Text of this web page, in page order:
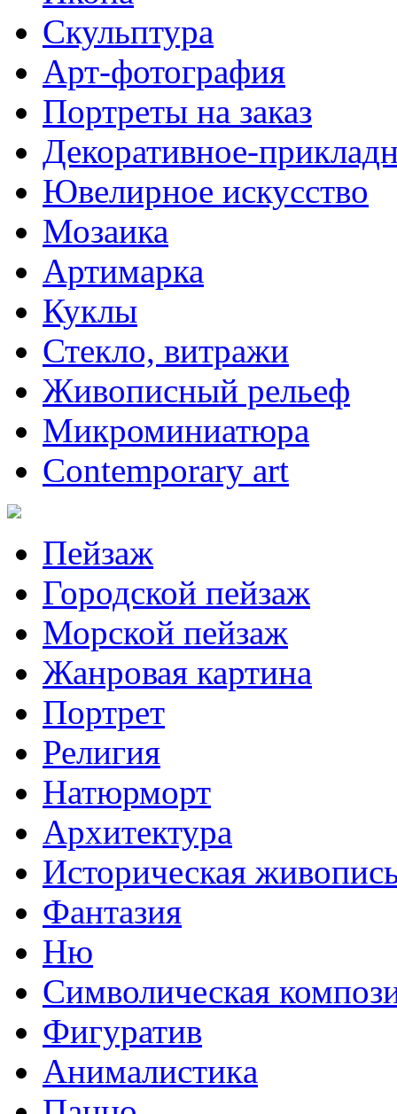
Скульптура
Арт-фотография
Портреты на заказ
Декоративное-
Ювелирное искусство
Мозаика
Артимарка
Куклы
Стекло, витражи
Живописный рельеф
Микроминиатюра
Contemporary art
Пейзаж
Городской пейзаж
Морской пейзаж
Жанровая картина
Портрет
Религия
Натюрморт
Архитектура
Историческая
Фантазия
Ню
Символическая
Фигуратив
Анималистикa